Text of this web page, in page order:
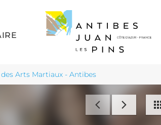
des Arts Martiaux - Antibes